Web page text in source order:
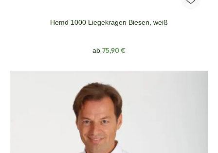
Hemd 1000 Liegekragen Biesen, weiß
Regulärer Preis:
ab 75,90 €